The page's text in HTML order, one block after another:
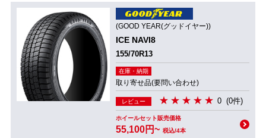
(GOOD YEAR(グッドイヤー))
ICE NAVI8
155/70R13
在庫・納期
取り寄せ品(要問い合わせ)
レビュー 0 (0件)
ホイールセット販売価格
55,100円~ 税込/4本